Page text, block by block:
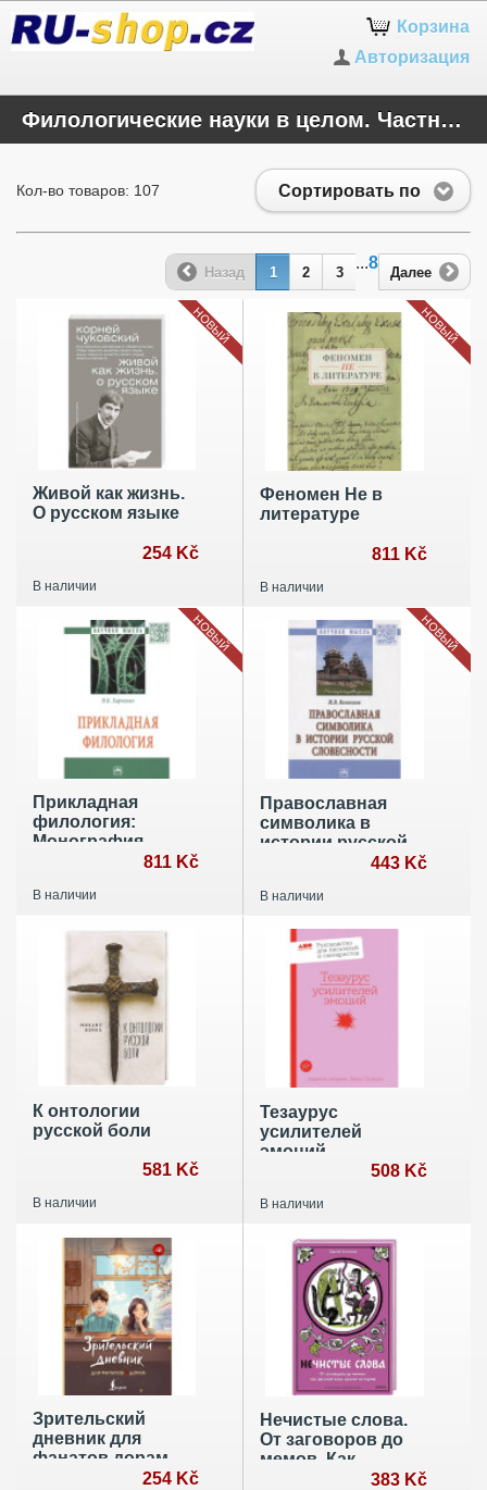
Корзина
Авторизация
Филологические науки в целом. Частные филологии
Сортировать по
Кол-во товаров: 107
Назад 1 2 3
...8
Далее
Живой как жизнь.
О русском языке
254 Kč
В наличии
НОВЫЙ
Феномен Не в
литературе
811 Kč
В наличии
НОВЫЙ
Прикладная
филология:
Монография
811 Kč
В наличии
НОВЫЙ
Православная
символика в
истории русской
словесности443 Kč
В наличии
НОВЫЙ
К онтологии
русской боли
581 Kč
В наличии
Тезаурус
усилителей
эмоций.
Руководство для
сценаристов
508 Kč
В наличии
Зрительский
дневник для
фанатов дорам
254 Kč
Нечистые слова.
От заговоров до
мемов. Как
русский язык383 Kč